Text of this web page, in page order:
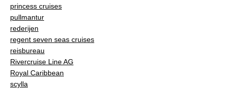
princess cruises
pullmantur
rederijen
regent seven seas cruises
reisbureau
Rivercruise Line AG
Royal Caribbean
scylla